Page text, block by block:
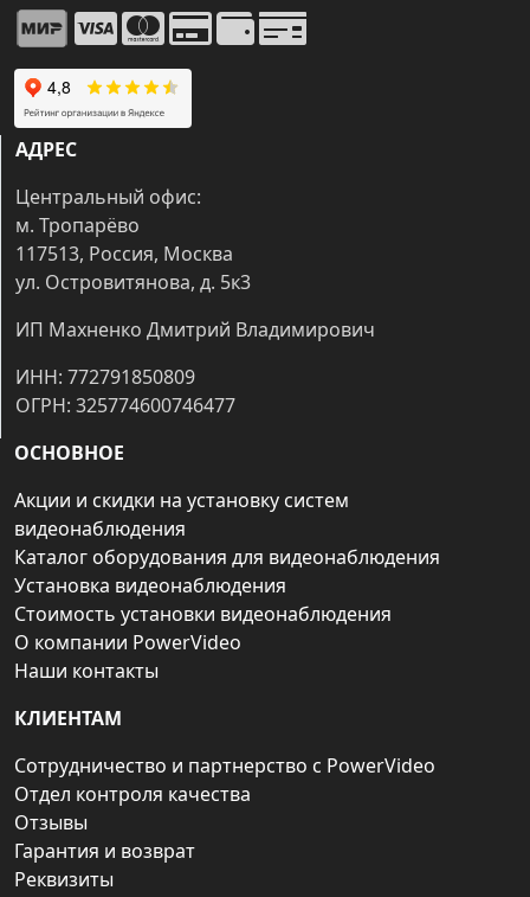
АДРЕС
Центральный офис:
м. Тропарёво
117513, Россия, Москва
ул. Островитянова, д. 5к3
ИП Махненко Дмитрий Владимирович
ИНН: 772791850809
ОГРН: 325774600746477
ОСНОВНОЕ
Акции и скидки на установку систем
видеонаблюдения
Каталог оборудования для видеонаблюдения
Установка видеонаблюдения
Стоимость установки видеонаблюдения
О компании PowerVideo
Наши контакты
КЛИЕНТАМ
Сотрудничество и партнерство с PowerVideo
Отдел контроля качества
Отзывы
Гарантия и возврат
Реквизиты